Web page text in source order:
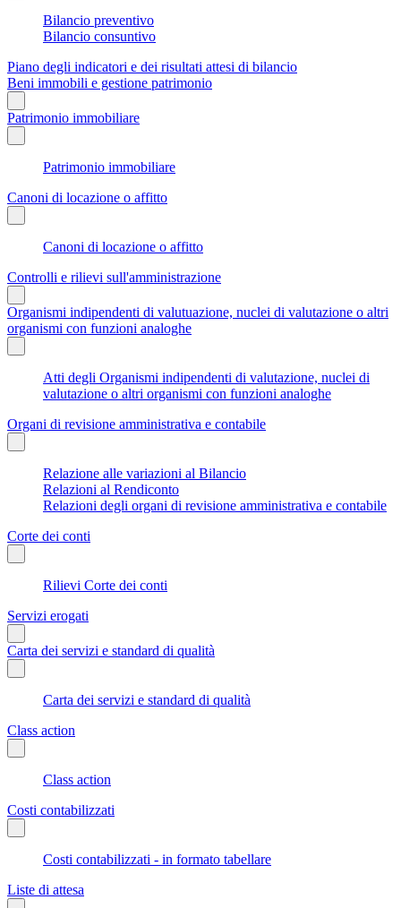
Bilancio preventivo
Bilancio consuntivo
Piano degli indicatori e dei risultati attesi di bilancio
Beni immobili e gestione patrimonio
Patrimonio immobiliare
Patrimonio immobiliare
Canoni di locazione o affitto
Canoni di locazione o affitto
Controlli e rilievi sull'amministrazione
Organismi indipendenti di valutuazione, nuclei di valutazione o altri
organismi con funzioni analoghe
Atti degli Organismi indipendenti di valutazione, nuclei di
valutazione o altri organismi con funzioni analoghe
Organi di revisione amministrativa e contabile
Relazione alle variazioni al Bilancio
Relazioni al Rendiconto
Relazioni degli organi di revisione amministrativa e contabile
Corte dei conti
Rilievi Corte dei conti
Servizi erogati
Carta dei servizi e standard di qualità
Carta dei servizi e standard di qualità
Class action
Class action
Costi contabilizzati
Costi contabilizzati - in formato tabellare
Liste di attesa